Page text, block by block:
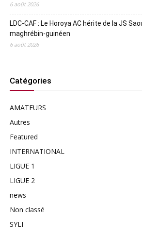
6 août 2026
LDC-CAF : Le Horoya AC hérite de la JS
maghrébin-guinéen
6 août 2026
Catégories
AMATEURS
Autres
Featured
INTERNATIONAL
LIGUE 1
LIGUE 2
news
Non classé
SYLI